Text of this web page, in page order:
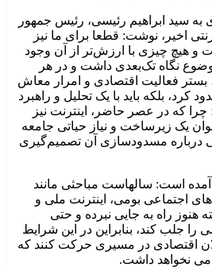
سید ابراهیم رئیسی، رئیس جمهور
اخیر، نوشت: قطعا برای ما نیز
و هیچ چیزی با ارزش‌تر از آن وجود
نگاه تک‌بعدی داشت و در هر
بستر فعالیت اقتصادی و امرار معاش
کرد، بلکه باید با یک تحلیل و راهبرد
چرا که در عصر حاضر، اینترنت نیز
یک زیرساخت و نیاز حیاتی جامعه
درباره مسدودسازی آن تصمیم‌گیری
است: سالهاست مباحثی مانند
اجتماعی بومی، اینترنت ملی و
هنوز راه به جایی نبرده و حتی
را جلب کند، بنابراین در این شرایط
اقتصادی در مسیری حرکت کنند که
نخواهد داشت.